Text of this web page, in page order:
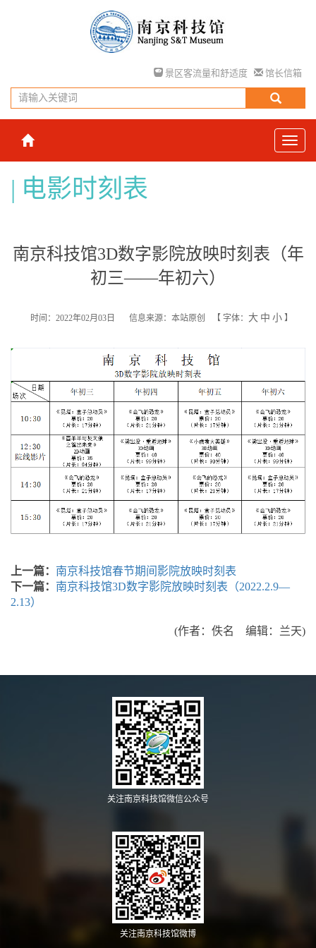
景区客流量和舒适度 馆长信箱
电影时刻表
南京科技馆3D数字影院放映时刻表（年
初三——年初六）
时间：2022年02月03日 信息来源：本站原创 【 字体： 大 中 小 】
上一篇： 南京科技馆春节期间影院放映时刻表
下一篇： 南京科技馆3D数字影院放映时刻表（2022.2.9—
2.13）
(作者：佚名 编辑：兰天)
关注南京科技馆微信公众号
关注南京科技馆微博